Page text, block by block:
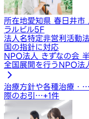
所在地愛知県 春日井市
ラルビル5F
法人名特定非営利活動
国の指針に対応
NPO法人 きずなの会
全国展開を行うNPO法
治療方針や各種治療・…
際のお引…+1件